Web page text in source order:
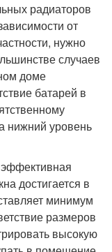
радиаторов
от
нужно
случаев
доме
батарей в
нижний уровень
достигается в
минимум
размеров
высокую